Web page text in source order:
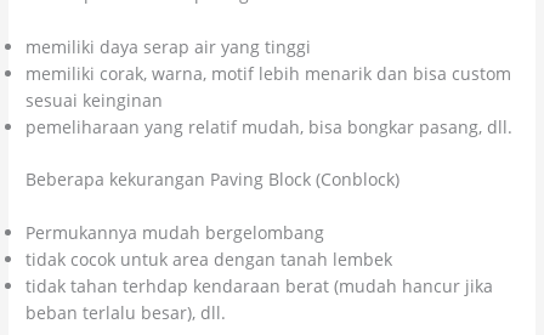
memiliki daya serap air yang tinggi
memiliki corak, warna, motif lebih menarik dan bisa custom
sesuai keinginan
pemeliharaan yang relatif mudah, bisa bongkar pasang, dll.
Beberapa kekurangan Paving Block (Conblock)
Permukannya mudah bergelombang
tidak cocok untuk area dengan tanah lembek
tidak tahan terhdap kendaraan berat (mudah hancur jika
beban terlalu besar), dll.